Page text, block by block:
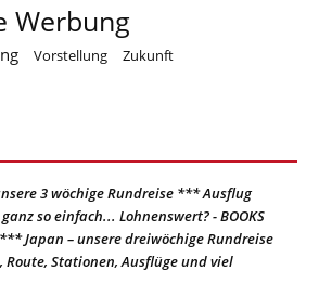
Werbung
Vorstellung Zukunft
3 wöchige Rundreise *** Ausflug
so einfach... Lohnenswert? - BOOKS
Japan – unsere dreiwöchige Rundreise
Stationen, Ausflüge und viel